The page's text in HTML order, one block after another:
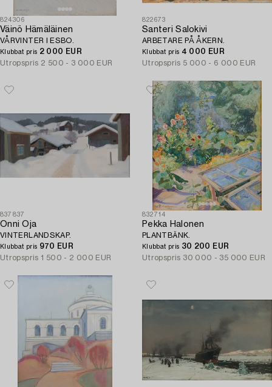
824306
Väinö Hämäläinen
VÅRVINTER I ESBO.
Klubbat pris 2 000 EUR
Utropspris 2 500 - 3 000 EUR
822673
Santeri Salokivi
ARBETARE PÅ ÅKERN.
Klubbat pris 4 000 EUR
Utropspris 5 000 - 6 000 EUR
837837
Onni Oja
VINTERLANDSKAP.
Klubbat pris 970 EUR
Utropspris 1 500 - 2 000 EUR
832714
Pekka Halonen
PLANTBÄNK.
Klubbat pris 30 200 EUR
Utropspris 30 000 - 35 000 EUR